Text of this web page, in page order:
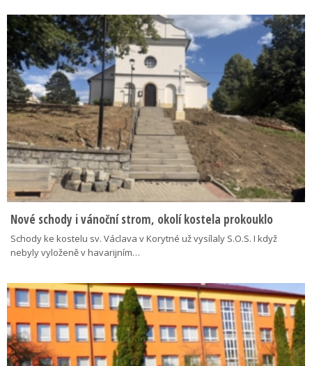
Nové schody i vánoční strom, okolí kostela prokouklo
Schody ke kostelu sv. Václava v Korytné už vysílaly S.O.S. I když
nebyly vyloženě v havarijním…